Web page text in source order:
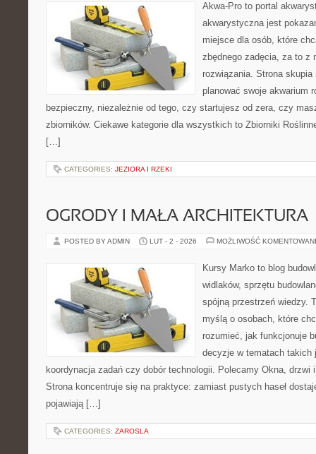
Akwa-Pro to portal
akwarystyczna jest
miejsce dla osób, które
zbędnego zadęcia, za to z
rozwiązania. Strona
planować swoje akwarium
bezpieczny, niezależnie od tego, czy startujesz od zera, czy
zbiorników. Ciekawe kategorie dla wszystkich to Zbiorniki
[…]
CATEGORIES: JEZIORA I RZEKI
OGRODY I MAŁA ARCHITEKTURA
POSTED BY ADMIN LUT - 2 - 2026 MOŻLIWOŚĆ
Kursy Marko to blog
widlaków, sprzętu
spójną przestrzeń wiedzy.
myślą o osobach, które
rozumieć, jak funkcjonuje
decyzje w tematach takich
koordynacja zadań czy dobór technologii. Polecamy Okna, drzwi
Strona koncentruje się na praktyce: zamiast pustych haseł
pojawiają […]
CATEGORIES: ZAROSLA